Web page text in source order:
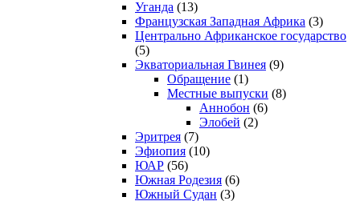
Уганда (13)
Французская Западная Африка (3)
Центрально Африканское государство
(5)
Экваториальная Гвинея (9)
Обращение (1)
Местные выпуски (8)
Аннобон (6)
Элобей (2)
Эритрея (7)
Эфиопия (10)
ЮАР (56)
Южная Родезия (6)
Южный Судан (3)